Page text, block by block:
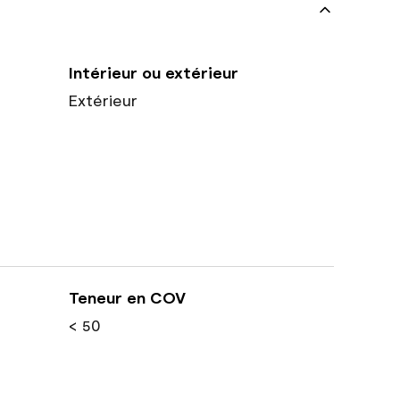
Intérieur ou extérieur
Extérieur
Teneur en COV
< 50